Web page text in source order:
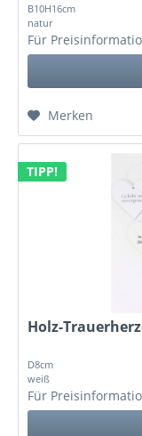
B10H16cm
natur
Für
Merken
TIPP!
Holz-
D8cm
weiß
Für